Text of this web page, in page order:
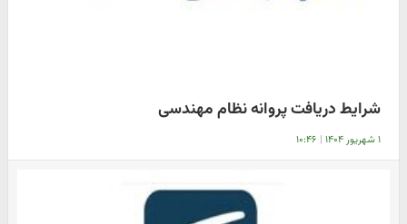
شرایط دریافت پروانه نظام مهندسی
۱ شهریور ۱۴۰۴ | ۱۰:۴۶